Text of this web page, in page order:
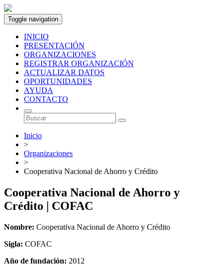
Toggle navigation
INICIO
PRESENTACIÓN
ORGANIZACIONES
REGISTRAR ORGANIZACIÓN
ACTUALIZAR DATOS
OPORTUNIDADES
AYUDA
CONTACTO
Inicio
>
Organizaciones
>
Cooperativa Nacional de Ahorro y Crédito
Cooperativa Nacional de Ahorro y
Crédito | COFAC
Nombre: Cooperativa Nacional de Ahorro y Crédito
Sigla: COFAC
Año de fundación: 2012